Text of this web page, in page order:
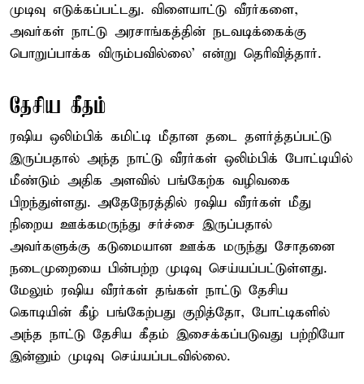
முடிவு எடுக்கப்பட்டது. விளையாட்டு வீரர்களை,
அவர்கள் நாட்டு அரசாங்கத்தின் நடவடிக்கைக்கு
பொறுப்பாக்க விரும்பவில்லை' என்று தெரிவித்தார்.
தேசிய கீதம்
ரஷிய ஒலிம்பிக் கமிட்டி மீதான தடை தளர்த்தப்பட்டு
இருப்பதால் அந்த நாட்டு வீரர்கள் ஒலிம்பிக் போட்டியில்
மீண்டும் அதிக அளவில் பங்கேற்க வழிவகை
பிறந்துள்ளது. அதேநேரத்தில் ரஷிய வீரர்கள் மீது
நிறைய ஊக்கமருந்து சர்ச்சை இருப்பதால்
அவர்களுக்கு கடுமையான ஊக்க மருந்து சோதனை
நடைமுறையை பின்பற்ற முடிவு செய்யப்பட்டுள்ளது.
மேலும் ரஷிய வீரர்கள் தங்கள் நாட்டு தேசிய
கொடியின் கீழ் பங்கேற்பது குறித்தோ, போட்டிகளில்
அந்த நாட்டு தேசிய கீதம் இசைக்கப்படுவது பற்றியோ
இன்னும் முடிவு செய்யப்படவில்லை.